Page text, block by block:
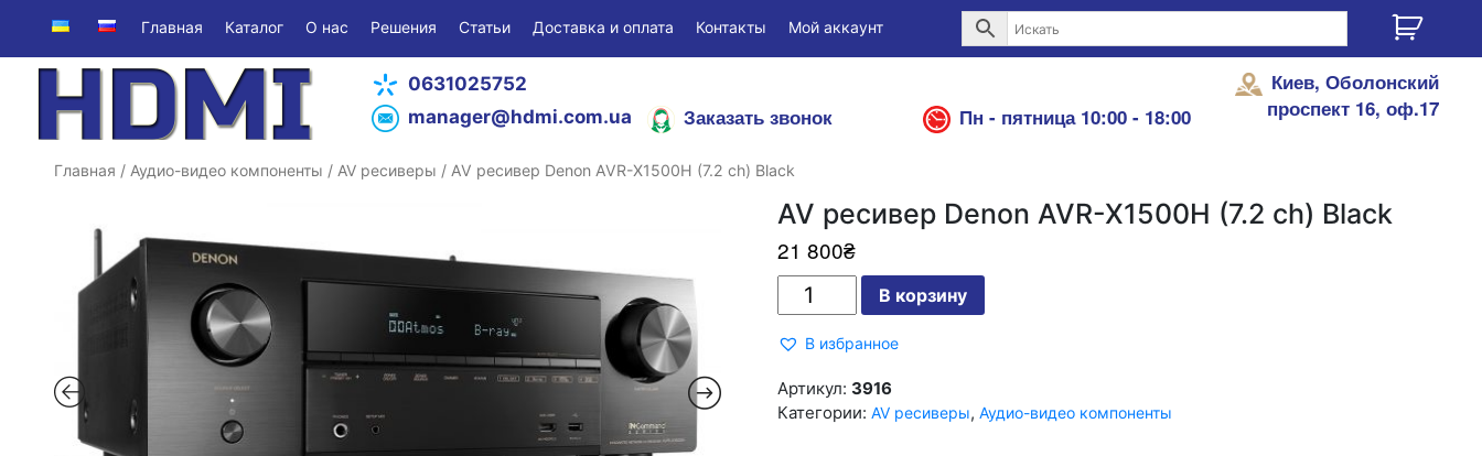
Главная Каталог О нас Решения Статьи Доставка и оплата Контакты Мой аккаунт
0631025752
manager@hdmi.com.ua
Заказать звонок Пн - пятница 10:00 - 18:00
Киев, Оболонский
проспект 16, оф.17
Главная / Аудио-видео компоненты / AV ресиверы / AV ресивер Denon AVR-X1500H (7.2 ch) Black
AV ресивер Denon AVR-X1500H (7.2 ch) Black
21 800₴
ресивер
AVR-
(7.2
ch)
Black
В корзину
В избранное
Артикул: 3916
Категории: AV ресиверы, Аудио-видео компоненты